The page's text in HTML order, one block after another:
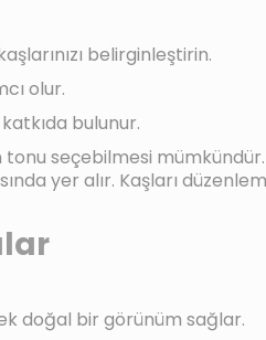
belirginleştirin.
olur.
bulunur.
seçebilmesi
yer alır. Kaşları
doğal bir görünüm sağlar.